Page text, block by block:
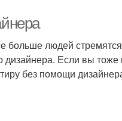
больше людей стремятся
Если вы тоже
без помощи